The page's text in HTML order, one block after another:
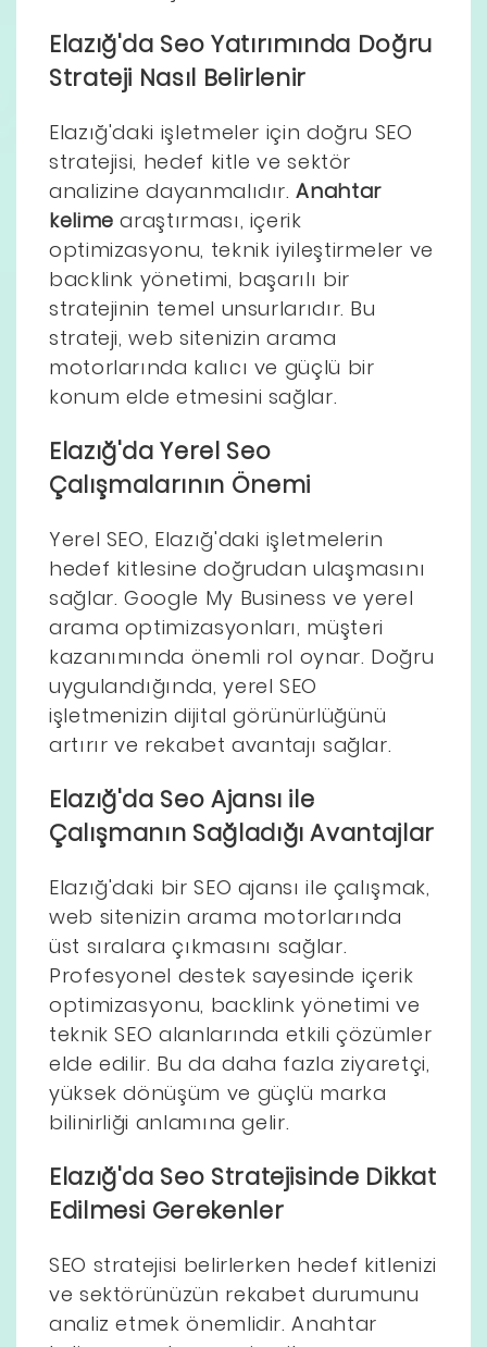
Elazığ'da Seo Yatırımında Doğru
Strateji Nasıl Belirlenir
Elazığ'daki işletmeler için doğru SEO
stratejisi, hedef kitle ve sektör
analizine dayanmalıdır.Anahtar
kelime araştırması, içerik
optimizasyonu, teknik iyileştirmeler ve
backlink yönetimi, başarılı bir
stratejinin temel unsurlarıdır. Bu
strateji, web sitenizin arama
motorlarında kalıcı ve güçlü bir
konum elde etmesini sağlar.
Elazığ'da Yerel Seo
Çalışmalarının Önemi
Yerel SEO, Elazığ'daki işletmelerin
hedef kitlesine doğrudan ulaşmasını
sağlar. Google My Business ve yerel
arama optimizasyonları, müşteri
kazanımında önemli rol oynar. Doğru
uygulandığında, yerel SEO
işletmenizin dijital görünürlüğünü
artırır ve rekabet avantajı sağlar.
Elazığ'da Seo Ajansı ile
Çalışmanın Sağladığı Avantajlar
Elazığ'daki bir SEO ajansı ile çalışmak,
web sitenizin arama motorlarında
üst sıralara çıkmasını sağlar.
Profesyonel destek sayesinde içerik
optimizasyonu, backlink yönetimi ve
teknik SEO alanlarında etkili çözümler
elde edilir. Bu da daha fazla ziyaretçi,
yüksek dönüşüm ve güçlü marka
bilinirliği anlamına gelir.
Elazığ'da Seo Stratejisinde Dikkat
Edilmesi Gerekenler
SEO stratejisi belirlerken hedef kitlenizi
ve sektörünüzün rekabet durumunu
analiz etmek önemlidir. Anahtar